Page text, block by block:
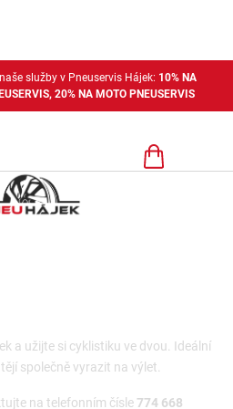
služby v Pneuservis Hájek: 10% NA
20% NA MOTO PNEUSERVIS
Nákupní
a užijte si cyklistiku ve dvou. Ideální
společně vyrazit na výlet.
na telefonním čísle 774 668